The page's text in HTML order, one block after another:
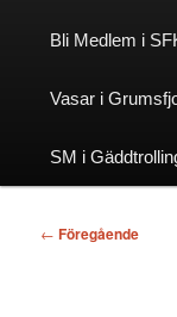
Bli Medlem i
Vasar i
SM i
Inläggsnavigering
← Föregående